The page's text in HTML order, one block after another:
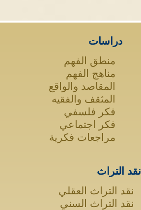
دراسات
منطق الفهم
مناهج الفهم
المقاصد والواقع
المثقف والفقيه
فكر فلسفي
فكر اجتماعي
مراجعات فكرية
نقد التراث
نقد التراث العقلي
نقد التراث السني